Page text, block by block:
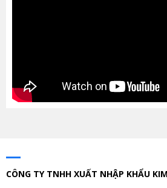
CÔNG TY TNHH XUẤT NHẬP KHẨU